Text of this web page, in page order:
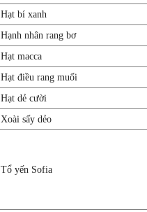
Hạt bí xanh
Hạnh nhân rang bơ
Hạt macca
Hạt điều rang muối
Hạt dẻ cười
Xoài sấy dẻo
Tổ yến Sofia